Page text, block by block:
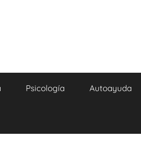
Psicología Autoayuda